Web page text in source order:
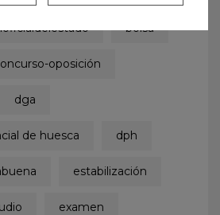
bolsa
oposición
dga
de huesca dph
estabilización
examen